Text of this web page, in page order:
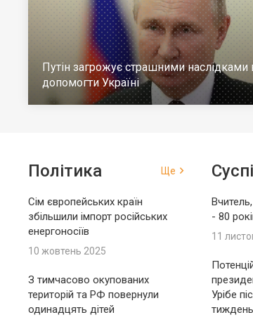
Путін загрожує страшними наслідками
допомогти Україні
Політика Ще
Сім європейських країн
збільшили імпорт російських
енергоносіїв
10 жовтень 2025
З тимчасово окупованих
територій та РФ повернули
одинадцять дітей
- 80
11
Урібе